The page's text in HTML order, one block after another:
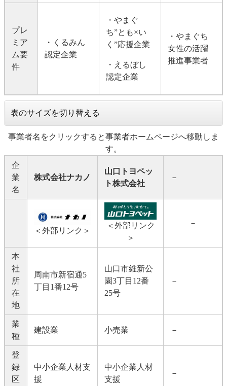
プレ
ミア
ム要
件
・くるみん
認定企業
・やまぐ
ち”とも×い
く”応援企業
・えるぼし
認定企業
​・やまぐち
女性の活躍
推進事業者
表のサイズを切り替える
事業者名をクリックすると事業者ホームページへ移動しま
す。
企
業
名
株式会社ナカノ
山口トヨペッ
ト株式会社
－
＜外部リンク＞
＜外部リンク
＞
－
本
社
所
在
地
周南市新宿通5
丁目1番12号
山口市維新公
園3丁目12番
25号
－
業
種
建設業 小売業 －
登
録
区
中小企業人材支
援
中小企業人材
支援
－